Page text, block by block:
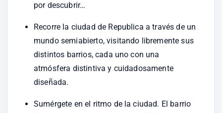
por descubrir…
Recorre la ciudad de Republica a través de un
mundo semiabierto, visitando libremente sus
distintos barrios, cada uno con una
atmósfera distintiva y cuidadosamente
diseñada.
Sumérgete en el ritmo de la ciudad. El barrio